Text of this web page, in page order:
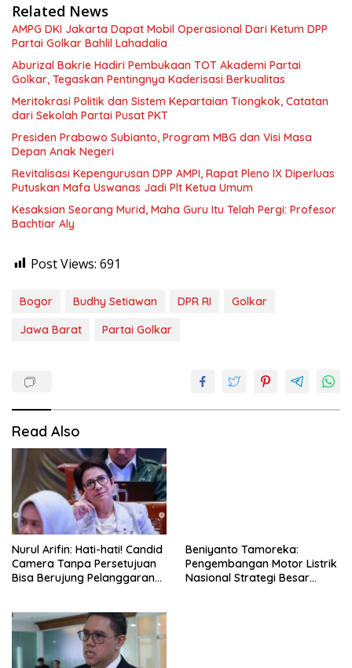
Related News
AMPG DKI Jakarta Dapat Mobil Operasional Dari Ketum DPP
Partai Golkar Bahlil Lahadalia
Aburizal Bakrie Hadiri Pembukaan TOT Akademi Partai
Golkar, Tegaskan Pentingnya Kaderisasi Berkualitas
Meritokrasi Politik dan Sistem Kepartaian Tiongkok, Catatan
dari Sekolah Partai Pusat PKT
Presiden Prabowo Subianto, Program MBG dan Visi Masa
Depan Anak Negeri
Revitalisasi Kepengurusan DPP AMPI, Rapat Pleno IX Diperluas
Putuskan Mafa Uswanas Jadi Plt Ketua Umum
Kesaksian Seorang Murid, Maha Guru Itu Telah Pergi: Profesor
Bachtiar Aly
Post Views: 691
Bogor Budhy Setiawan DPR RI
Golkar
Jawa Barat
Partai Golkar
Read Also
Nurul Arifin: Hati-hati! Candid
Camera Tanpa Persetujuan
Bisa Berujung Pelanggaran
Beniyanto Tamoreka:
Pengembangan Motor Listrik
Nasional Strategi Besar